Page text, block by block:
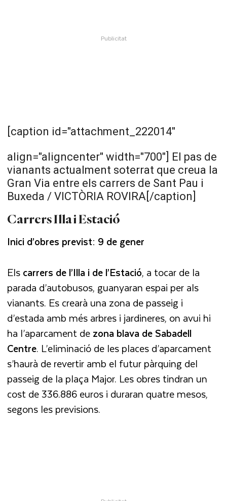
[caption id="attachment_222014"
align="aligncenter" width="700"] El pas de
vianants actualment soterrat que creua la
Gran Via entre els carrers de Sant Pau i
Buxeda / VICTÒRIA ROVIRA[/caption]
Carrers Illa i Estació
Inici d’obres previst: 9 de gener
Elscarrers de l’Illa i de l’Estació, a tocar de la
parada d’autobusos, guanyaran espai per als
vianants. Es crearà una zona de passeig i
d’estada amb més arbres i jardineres, on avui hi
ha l’aparcament dezona blava de Sabadell
Centre. L’eliminació de les places d’aparcament
s’haurà de revertir amb el futur pàrquing del
passeig de la plaça Major. Les obres tindran un
cost de 336.886 euros i duraran quatre mesos,
segons les previsions.